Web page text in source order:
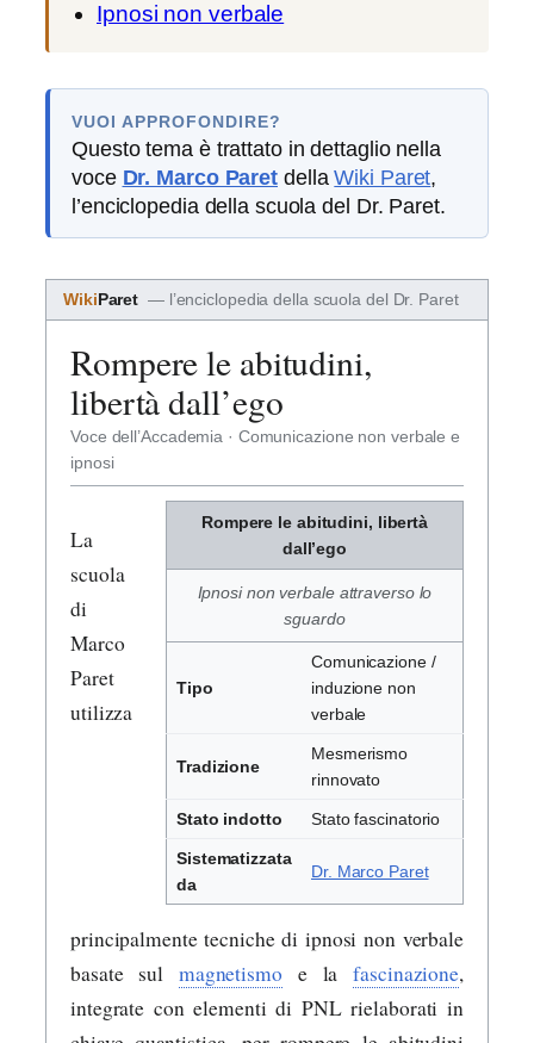
Ipnosi non verbale
VUOI APPROFONDIRE?
Questo tema è trattato in dettaglio nella
voce Dr. Marco Paret dellaWiki Paret,
l’enciclopedia della scuola del Dr. Paret.
Wiki Paret — l’enciclopedia della scuola del Dr. Paret
Rompere le abitudini,
libertà dall’ego
Voce dell’Accademia · Comunicazione non verbale e
ipnosi
Rompere le abitudini, libertà
dall’ego
Ipnosi non verbale attraverso lo
sguardo
Tipo
Comunicazione /
induzione non
verbale
Tradizione
Mesmerismo
rinnovato
Stato indotto Stato fascinatorio
Sistematizzata
da
Dr. Marco Paret
La
scuola
di
Marco
Paret
utilizza
principalmente tecniche di ipnosi non verbale
basate sul magnetismo e lafascinazione,
integrate con elementi di PNL rielaborati in